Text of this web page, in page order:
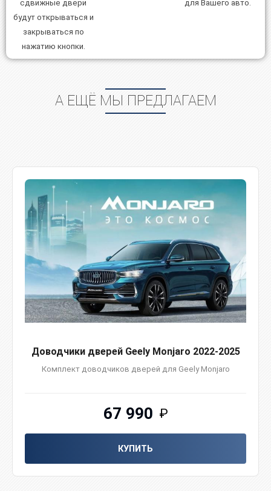
сдвижные двери
будут открываться и
закрываться по
нажатию кнопки.
для Вашего авто.
А ЕЩЁ МЫ ПРЕДЛАГАЕМ
Доводчики дверей Geely Monjaro 2022-2025
Комплект доводчиков дверей для Geely Monjaro
67 990 ₽
КУПИТЬ